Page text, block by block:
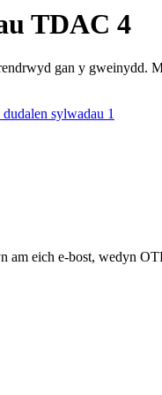
TDAC 4
gan y gweinydd.
sylwadau 1
am eich e-bost, wedyn